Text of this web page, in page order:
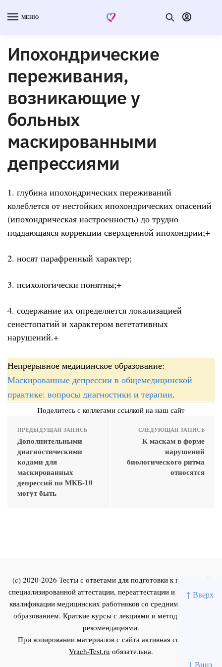
↑ Вверх
↓ Вниз
МЕНЮ
Ипохондрические
переживания,
возникающие у
больных
маскированными
депрессиями
1. глубина ипохондрических переживаний
колеблется от нестойких ипохондрических опасений
(ипохондрическая настроенность) до трудно
поддающаяся коррекции сверхценной ипохондрии;+
2. носят парафренный характер;
3. психологически понятны;+
4. содержание их определяется локализацией
сенестопатий и характером вегетативных
нарушений.+
Непрерывное медицинское образование:
Маскированные депрессии в общемедицинской
практике: вопросы диагностики и терапии.
Поделитесь с коллегами ссылкой на наш сайт
ПРЕДЫДУЩАЯ ЗАПИСЬ
Дополнительными
диагностическими
кодами для
маскированных
депрессий по МКБ-10
могут быть
СЛЕДУЮЩАЯ ЗАПИСЬ
К маскам в форме
нарушений
биологического ритма
относятся
(c) 2020-2026 Тесты с ответами для подготовки к первичной
специализированной аттестации, переаттестации и повышения
квалификации медицинских работников со средним и высшим
образованием. Краткие курсы с лекциями и методическими
рекомендациями.
При копировании материалов с сайта активная ссылка на
Vrach-Test.ru обязательна.